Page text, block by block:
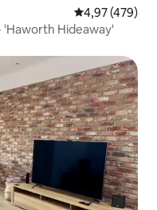
Gemiddelde
4,97 (479)
'Haworth Hideaway'